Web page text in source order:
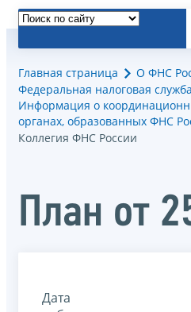
Главная страница
О ФНС
Федеральная налоговая служба
Информация о
органах, образованных ФНС
Коллегия ФНС России
План от
Дата